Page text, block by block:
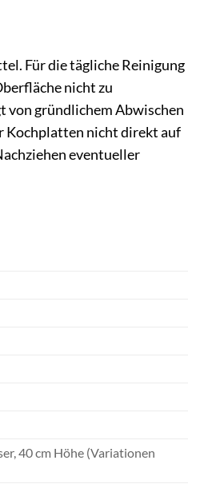
Für die tägliche Reinigung
nicht zu
von gründlichem Abwischen
Kochplatten nicht direkt auf
eventueller
40 cm Höhe (Variationen